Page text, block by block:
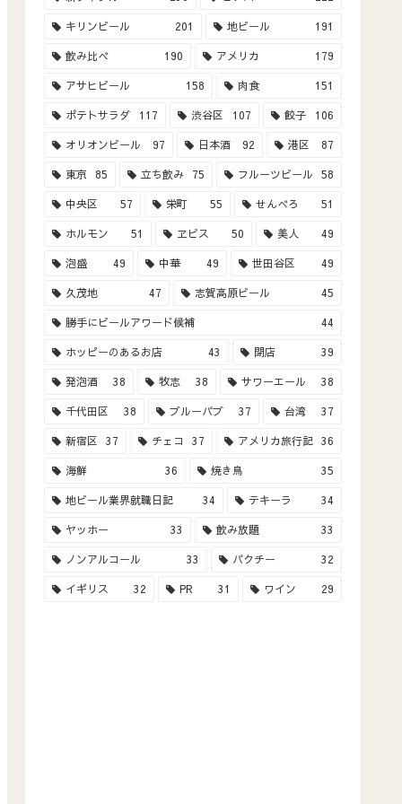
キリンビール 201 地ビール 191
飲み比べ 190 アメリカ 179
アサヒビール 158 肉食 151
ポテトサラダ 117 渋谷区 107 餃子 106
オリオンビール 97 日本酒 92 港区 87
東京 85 立ち飲み 75 フルーツビール 58
中央区 57 栄町 55 せんべろ 51
ホルモン 51 ヱビス 50 美人 49
泡盛 49 中華 49 世田谷区 49
久茂地 47 志賀高原ビール 45
勝手にビールアワード候補 44
ホッピーのあるお店 43 閉店 39
発泡酒 38 牧志 38 サワーエール 38
千代田区 38 ブルーパブ 37 台湾 37
新宿区 37 チェコ 37 アメリカ旅行記 36
海鮮 36 焼き鳥 35
地ビール業界就職日記 34 テキーラ 34
ヤッホー 33 飲み放題 33
ノンアルコール 33 パクチー 32
イギリス 32 PR 31 ワイン 29